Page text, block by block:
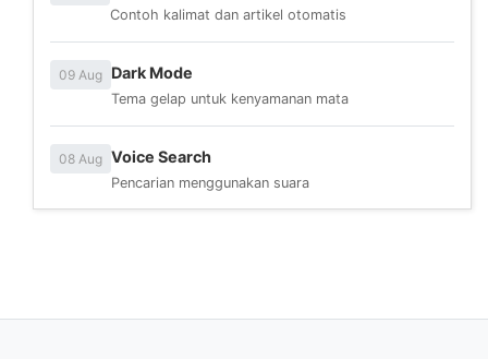
Contoh kalimat dan artikel otomatis
09 Aug Dark Mode
Tema gelap untuk kenyamanan mata
08 Aug Voice Search
Pencarian menggunakan suara